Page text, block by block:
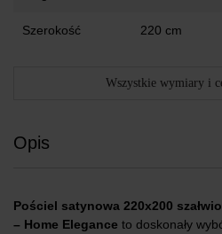
Szerokość 220 cm
Wszystkie wymiary i
Opis
Pościel satynowa 220x200
– Home Elegance to doskonały